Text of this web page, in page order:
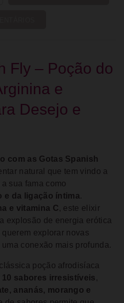
Fly – Poção do
e
Desejo e
com as Gotas Spanish
natural que tem vindo a
sua fama como
e da ligação íntima.
e vitamina C , este elixir
explosão de energia erótica
explorar novas
conexão mais profunda.
poção afrodisíaca
10 sabores irresistíveis ,
ananás, morango e